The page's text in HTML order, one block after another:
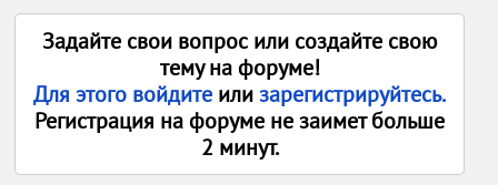
Задайте свои вопрос или создайте свою
тему на форуме!
Для этого войдите илизарегистрируйтесь.
Регистрация на форуме не заимет больше
2 минут.